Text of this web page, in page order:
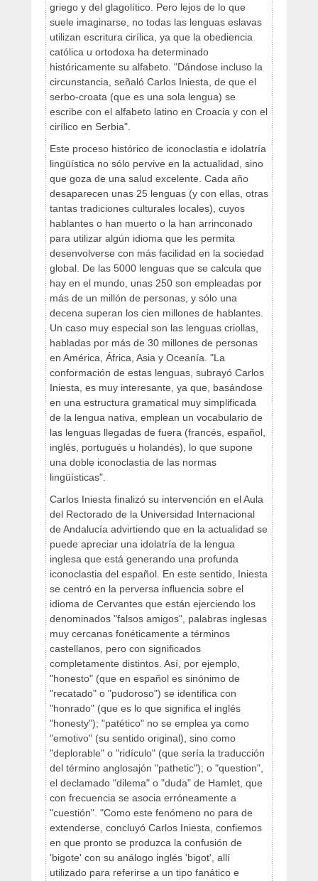
griego y del glagolítico. Pero lejos de lo que
suele imaginarse, no todas las lenguas eslavas
utilizan escritura cirílica, ya que la obediencia
católica u ortodoxa ha determinado
históricamente su alfabeto. "Dándose incluso la
circunstancia, señaló Carlos Iniesta, de que el
serbo-croata (que es una sola lengua) se
escribe con el alfabeto latino en Croacia y con el
cirílico en Serbia".
Este proceso histórico de iconoclastia e idolatría
lingüística no sólo pervive en la actualidad, sino
que goza de una salud excelente. Cada año
desaparecen unas 25 lenguas (y con ellas, otras
tantas tradiciones culturales locales), cuyos
hablantes o han muerto o la han arrinconado
para utilizar algún idioma que les permita
desenvolverse con más facilidad en la sociedad
global. De las 5000 lenguas que se calcula que
hay en el mundo, unas 250 son empleadas por
más de un millón de personas, y sólo una
decena superan los cien millones de hablantes.
Un caso muy especial son las lenguas criollas,
habladas por más de 30 millones de personas
en América, África, Asia y Oceanía. "La
conformación de estas lenguas, subrayó Carlos
Iniesta, es muy interesante, ya que, basándose
en una estructura gramatical muy simplificada
de la lengua nativa, emplean un vocabulario de
las lenguas llegadas de fuera (francés, español,
inglés, portugués u holandés), lo que supone
una doble iconoclastia de las normas
lingüísticas".
Carlos Iniesta finalizó su intervención en el Aula
del Rectorado de la Universidad Internacional
de Andalucía advirtiendo que en la actualidad se
puede apreciar una idolatría de la lengua
inglesa que está generando una profunda
iconoclastia del español. En este sentido, Iniesta
se centró en la perversa influencia sobre el
idioma de Cervantes que están ejerciendo los
denominados "falsos amigos", palabras inglesas
muy cercanas fonéticamente a términos
castellanos, pero con significados
completamente distintos. Así, por ejemplo,
"honesto" (que en español es sinónimo de
"recatado" o "pudoroso") se identifica con
"honrado" (que es lo que significa el inglés
"honesty"); "patético" no se emplea ya como
"emotivo" (su sentido original), sino como
"deplorable" o "ridículo" (que sería la traducción
del término anglosajón "pathetic"); o "question",
el declamado "dilema" o "duda" de Hamlet, que
con frecuencia se asocia erróneamente a
"cuestión". "Como este fenómeno no para de
extenderse, concluyó Carlos Iniesta, confiemos
en que pronto se produzca la confusión de
'bigote' con su análogo inglés 'bigot', allí
utilizado para referirse a un tipo fanático e